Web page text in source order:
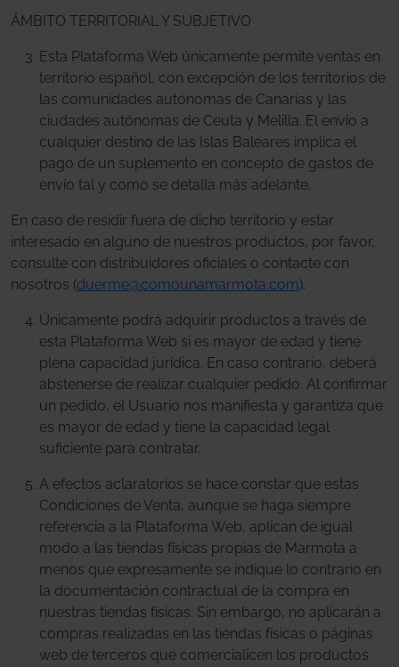
ÁMBITO TERRITORIAL Y SUBJETIVO
Esta Plataforma Web únicamente permite ventas en
territorio español, con excepción de los territorios de
las comunidades autónomas de Canarias y las
ciudades autónomas de Ceuta y Melilla. El envío a
cualquier destino de las Islas Baleares implica el
pago de un suplemento en concepto de gastos de
envío tal y como se detalla más adelante.
En caso de residir fuera de dicho territorio y estar
interesado en alguno de nuestros productos, por favor,
consulte con distribuidores oficiales o contacte con
nosotros (duerme@comounamarmota.com).
Únicamente podrá adquirir productos a través de
esta Plataforma Web si es mayor de edad y tiene
plena capacidad jurídica. En caso contrario, deberá
abstenerse de realizar cualquier pedido. Al confirmar
un pedido, el Usuario nos manifiesta y garantiza que
es mayor de edad y tiene la capacidad legal
suficiente para contratar.
A efectos aclaratorios se hace constar que estas
Condiciones de Venta, aunque se haga siempre
referencia a la Plataforma Web, aplican de igual
modo a las tiendas físicas propias de Marmota a
menos que expresamente se indique lo contrario en
la documentación contractual de la compra en
nuestras tiendas físicas. Sin embargo, no aplicarán a
compras realizadas en las tiendas físicas o páginas
web de terceros que comercialicen los productos